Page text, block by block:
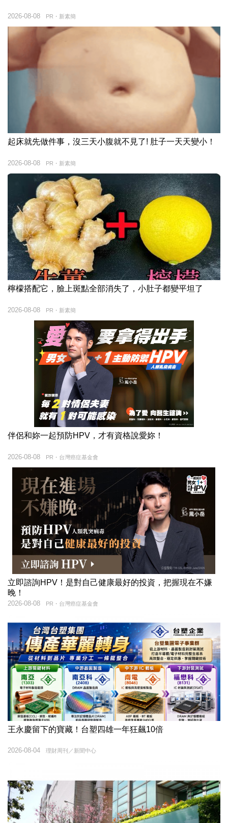
PR・新素簡
2026-08-08
起床就先做件事，沒三天小腹就不見了! 肚子一天天變小！
PR・新素簡
2026-08-08
檸檬搭配它，臉上斑點全部消失了，小肚子都變平坦了
PR・新素簡
2026-08-08
伴侶和妳一起預防HPV，才有資格說愛妳！
PR・台灣癌症基金會
2026-08-08
立即諮詢HPV！是對自己健康最好的投資，把握現在不嫌
晚！
PR・台灣癌症基金會
2026-08-08
王永慶留下的寶藏！台塑四雄一年狂飆10倍
理財周刊／新聞中心
2026-08-04